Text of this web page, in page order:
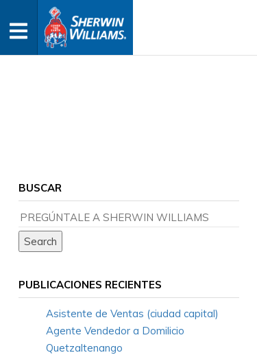
BUSCAR
PUBLICACIONES RECIENTES
Asistente de Ventas (ciudad capital)
Agente Vendedor a Domilicio
Quetzaltenango